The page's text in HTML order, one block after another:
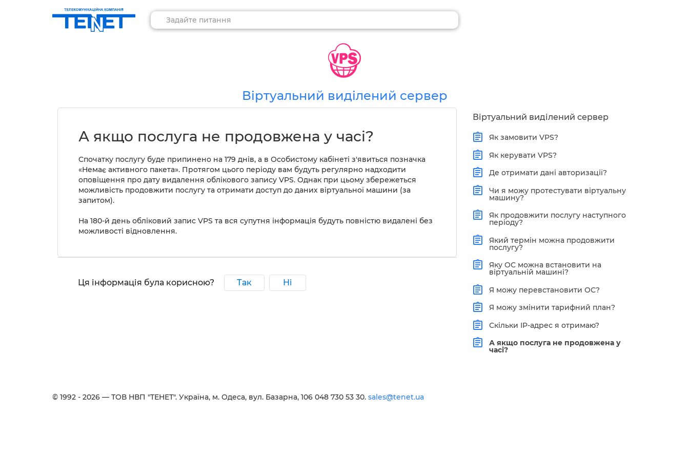
Віртуальний виділений сервер
А якщо послуга не продовжена у часі?
Спочатку послугу буде припинено на 179 днів, а в Особистому кабінеті з'явиться позначка
«Немає активного пакета». Протягом цього періоду вам будуть регулярно надходити
оповіщення про дату видалення облікового запису VPS. Однак при цьому збережеться
можливість продовжити послугу та отримати доступ до даних віртуальної машини (за
запитом).
На 180-й день обліковий запис VPS та вся супутня інформація будуть повністю видалені без
можливості відновлення.
Ця інформація була корисною? Так Ні
Віртуальний виділений сервер
Як замовити VPS?
Як керувати VPS?
Де отримати дані авторизації?
Чи я можу протестувати віртуальну
машину?
Як продовжити послугу наступного
періоду?
Який термін можна продовжити
послугу?
Яку ОС можна встановити на
віртуальній машині?
Я можу перевстановити ОС?
Я можу змінити тарифний план?
Скільки IP-адрес я отримаю?
А якщо послуга не продовжена у
часі?
© 1992 - 2026 — ТОВ НВП "ТЕНЕТ". Українa, м. Одеса, вул. Базарна, 106 048 730 53 30. sales@tenet.ua